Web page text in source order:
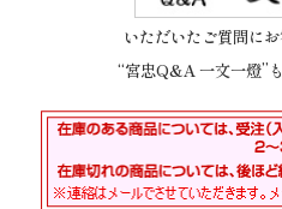
いただいたご質問にお
“宮忠Q&A 一文一燈”